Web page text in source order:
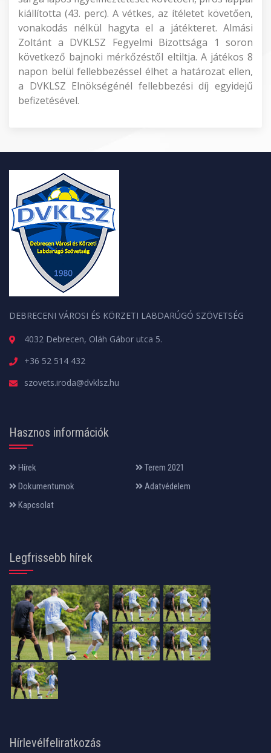
kiállította (43. perc). A vétkes, az ítéletet követően,
vonakodás nélkül hagyta el a játékteret. Almási
Zoltánt a DVKLSZ Fegyelmi Bizottsága 1 soron
következő bajnoki mérkőzéstől eltiltja. A játékos 8
napon belül fellebbezéssel élhet a határozat ellen,
a DVKLSZ Elnökségénél fellebbezési díj egyidejű
befizetésével.
DEBRECENI VÁROSI ÉS KÖRZETI LABDARÚGÓ SZÖVETSÉG
4032 Debrecen, Oláh Gábor utca 5.
+36 52 514 432
szovets.iroda@dvklsz.hu
Hasznos információk
Hírek
Terem 2021
Dokumentumok
Adatvédelem
Kapcsolat
Legfrissebb hírek
Hírlevélfeliratkozás